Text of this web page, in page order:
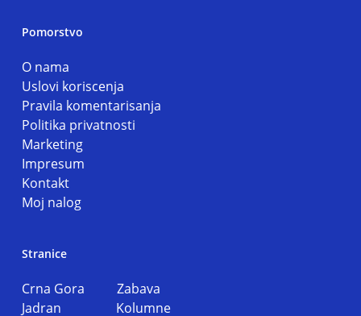
Pomorstvo
O nama
Uslovi koriscenja
Pravila komentarisanja
Politika privatnosti
Marketing
Impresum
Kontakt
Moj nalog
Stranice
Crna Gora Zabava
Jadran Kolumne